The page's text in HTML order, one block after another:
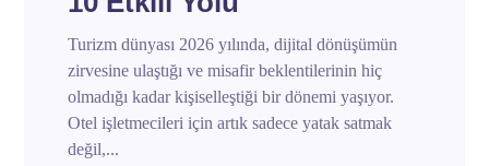
Turizm dünyası 2026 yılında, dijital dönüşümün
zirvesine ulaştığı ve misafir beklentilerinin hiç
olmadığı kadar kişiselleştiği bir dönemi yaşıyor.
Otel işletmecileri için artık sadece yatak satmak
değil,...